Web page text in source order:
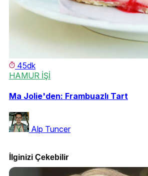
45dk
HAMUR İŞİ
Ma Jolie'den: Frambuazlı Tart
Alp Tuncer